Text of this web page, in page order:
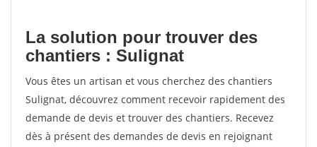
La solution pour trouver des
chantiers : Sulignat
Vous êtes un artisan et vous cherchez des chantiers
Sulignat, découvrez comment recevoir rapidement des
demande de devis et trouver des chantiers. Recevez
dès à présent des demandes de devis en rejoignant